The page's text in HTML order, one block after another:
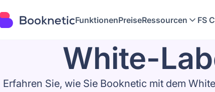
FunktionenPreiseRessourcen FS
White-
Erfahren Sie, wie Sie Booknetic mit dem